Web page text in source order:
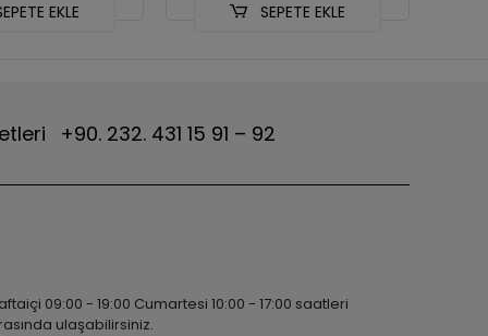
EKLE SEPETE EKLE
+90. 232. 431 15 91 – 92
09:00 - 19:00 Cumartesi 10:00 - 17:00 saatleri
ulaşabilirsiniz.